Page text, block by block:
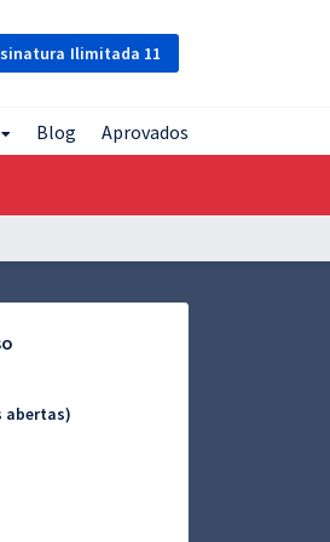
Ilimitada 11
Blog Aprovados
abertas)